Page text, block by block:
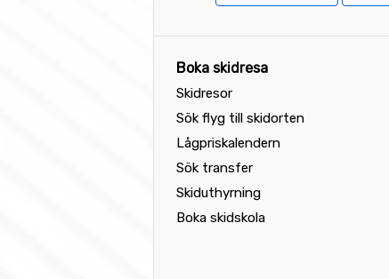
Boka skidresa
Skidresor
Sök flyg till skidorten
Lågpriskalendern
Sök transfer
Skiduthyrning
Boka skidskola